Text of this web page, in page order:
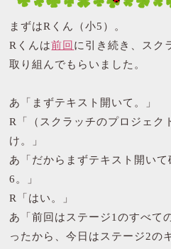
まずはRくん（小5）。
Rくんは前回 に引き続き、スク
取り組んでもらいました。
あ「まずテキスト開いて。」
R「（スクラッチのプロジェク
け。」
あ「だからまずテキスト開い
6。」
R「はい。」
あ「前回はステージ1のすべて
ったから、今日はステージ2の